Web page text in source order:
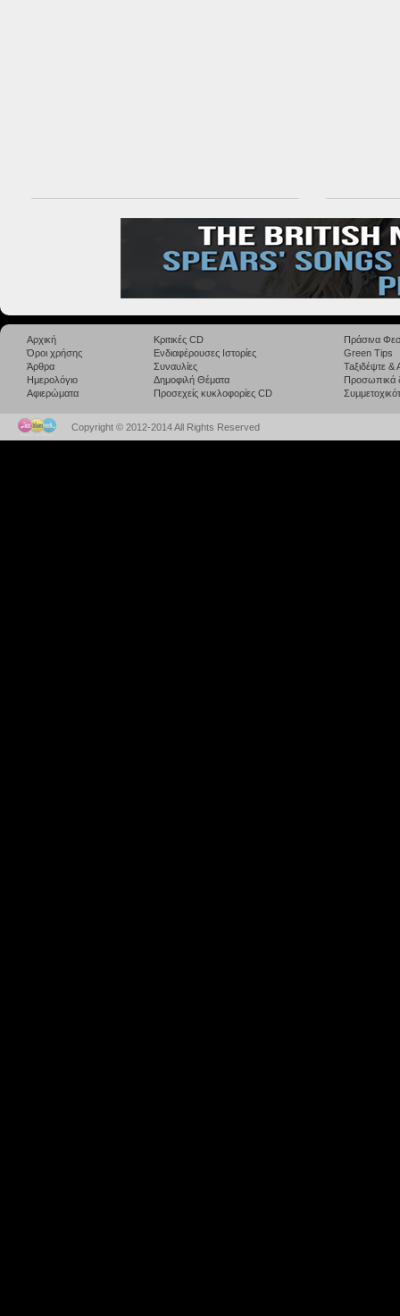
Αρχική
Όροι χρήσης
Άρθρα
Ημερολόγιο
Αφιερώματα
Κριτικές CD
Ενδιαφέρουσες Ιστορίες
Συναυλίες
Δημοφιλή Θέματα
Προσεχείς κυκλοφορίες CD
Πράσινα
Green Tips
Taξιδέψτε
Προσωπικά
Copyright © 2012-2014 All Rights Reserved